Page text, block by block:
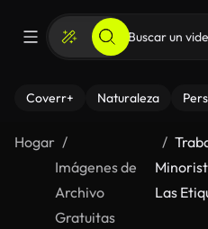
Coverr+ Naturaleza
Hogar
Imágenes de
Archivo
Gratuitas
Las